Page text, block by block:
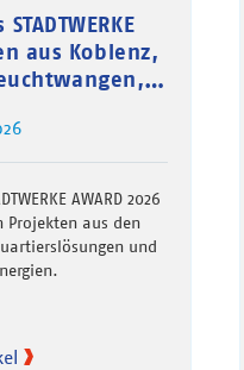
aus Koblenz,
AWARD 2026
aus den
und